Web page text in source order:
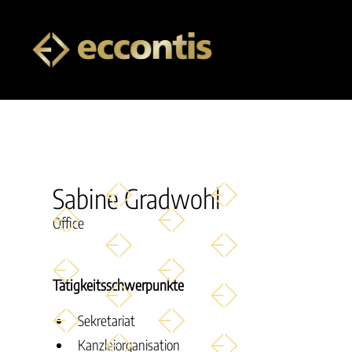
Sabine Gradwohl
Office
Tätigkeitsschwerpunkte
Sekretariat
Kanzleiorganisation